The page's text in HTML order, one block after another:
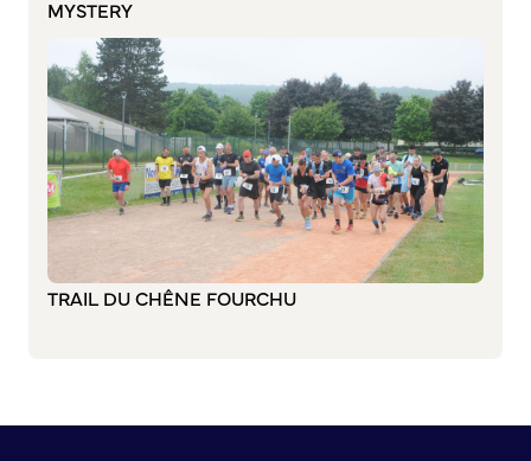
MYSTERY
TRAIL DU CHÊNE FOURCHU
Commission de participation citoyenne
Conseil municipal des Jeunes (CMJ)
Conseil Municipal des Ados (CMA)
Conseil municipal des Sages
Grands projets
Le Centre municipal
La Halle Couverte